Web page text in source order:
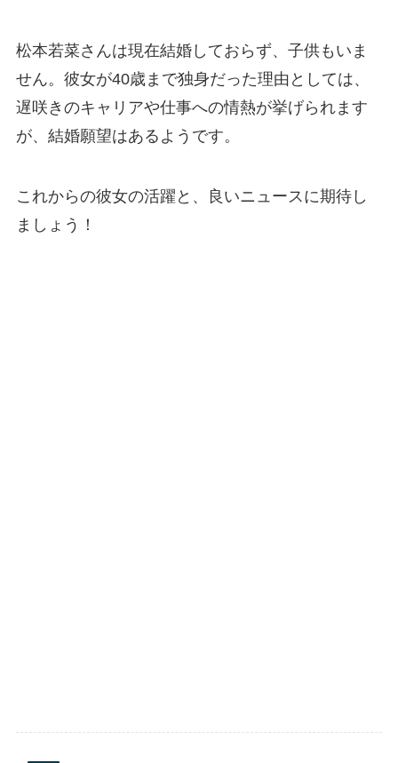
松本若菜さんは現在結婚しておらず、子供もいま
せん。彼女が40歳まで独身だった理由としては、
遅咲きのキャリアや仕事への情熱が挙げられます
が、結婚願望はあるようです。
これからの彼女の活躍と、良いニュースに期待し
ましょう！